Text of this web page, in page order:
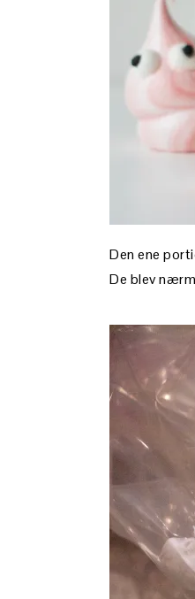
Den ene
De blev